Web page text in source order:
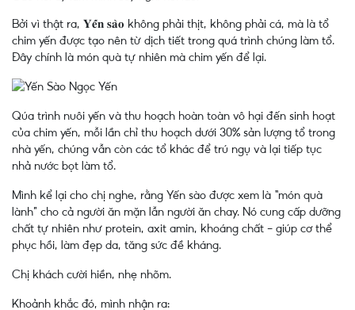
Bởi vì thật ra, 𝐘𝐞̂́𝐧 𝐬𝐚̀𝐨 không phải thịt, không phải cá, mà là tổ
chim yến được tạo nên từ dịch tiết trong quá trình chúng làm tổ.
Đây chính là món quà tự nhiên mà chim yến để lại.
Qúa trình nuôi yến và thu hoạch hoàn toàn vô hại đến sinh hoạt
của chim yến, mỗi lần chỉ thu hoạch dưới 30% sản lượng tổ trong
nhà yến, chúng vẫn còn các tổ khác để trú ngụ và lại tiếp tục
nhả nước bọt làm tổ.
Mình kể lại cho chị nghe, rằng Yến sào được xem là “món quà
lành” cho cả người ăn mặn lẫn người ăn chay. Nó cung cấp dưỡng
chất tự nhiên như protein, axit amin, khoáng chất - giúp cơ thể
phục hồi, làm đẹp da, tăng sức đề kháng.
Chị khách cười hiền, nhẹ nhõm.
Khoảnh khắc đó, mình nhận ra: